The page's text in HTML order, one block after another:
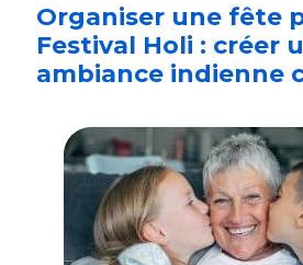
Organiser une fête
Festival Holi : créer
ambiance indienne